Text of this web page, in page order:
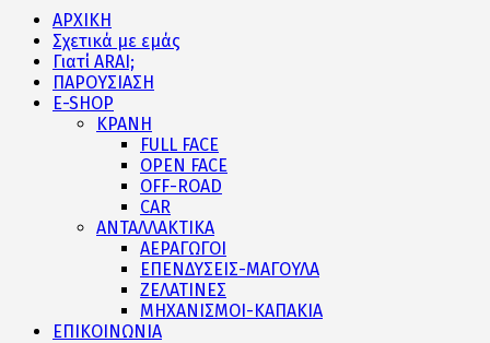
ΑΡΧΙΚΗ
Σχετικά με εμάς
Γιατί ARAI;
ΠΑΡΟΥΣΙΑΣΗ
E-SHOP
ΚΡΑΝΗ
FULL FACE
OPEN FACE
OFF-ROAD
CAR
ΑΝΤΑΛΛΑΚΤΙΚΑ
ΑΕΡΑΓΩΓΟΙ
ΕΠΕΝΔΥΣΕΙΣ-ΜΑΓΟΥΛΑ
ΖΕΛΑΤΙΝΕΣ
ΜΗΧΑΝΙΣΜΟΙ-ΚΑΠΑΚΙΑ
ΕΠΙΚΟΙΝΩΝΙΑ